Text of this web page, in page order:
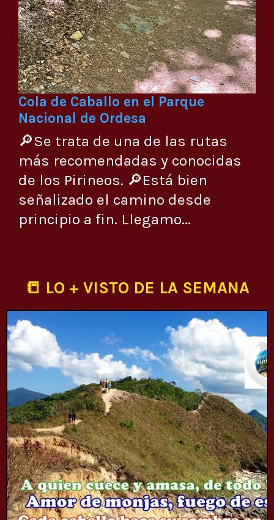
Cola de Caballo en el Parque
Nacional de Ordesa
🔎Se trata de una de las rutas
más recomendadas y conocidas
de los Pirineos. 🔎Está bien
señalizado el camino desde
principio a fin. Llegamo...
📒 LO + VISTO DE LA SEMANA